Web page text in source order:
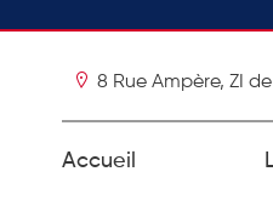
8 Rue Ampère, ZI
Accueil